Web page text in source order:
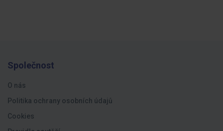
Společnost
O nás
Politika ochrany osobních údajů
Cookies